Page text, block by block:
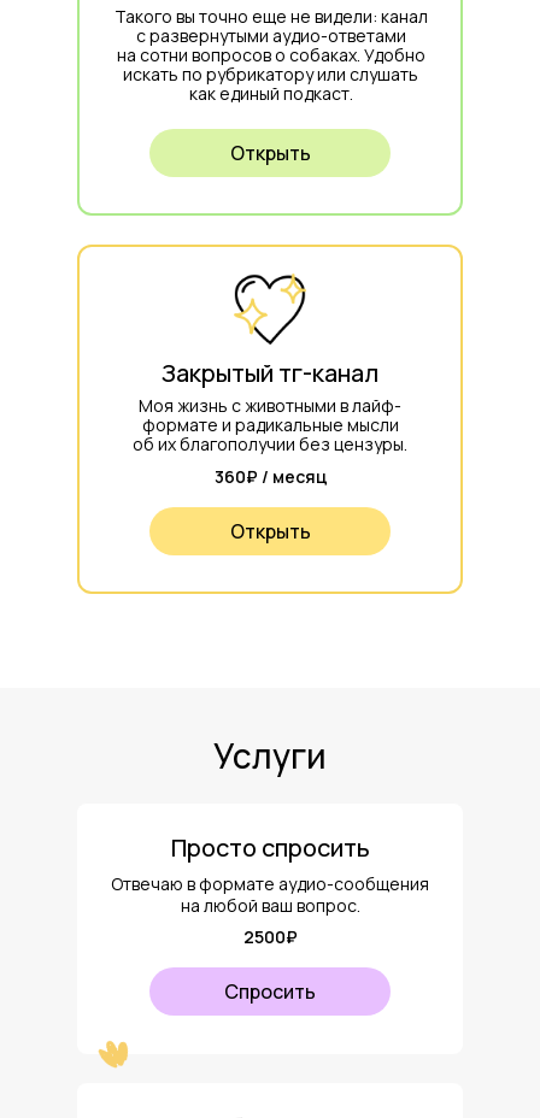
Моя жизнь с животными в лайф-
формате и радикальные мысли
об их благополучии без цензуры.
360₽ / месяц
Закрытый тг-канал
Открыть
Такого вы точно еще не видели: канал
с развернутыми аудио-ответами
на сотни вопросов о собаках. Удобно
искать по рубрикатору или слушать
как единый подкаст.
Открыть
Услуги
Спросить
2500₽
Просто спросить
Отвечаю в формате аудио-сообщения
на любой ваш вопрос.